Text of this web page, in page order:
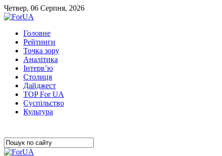
Четвер, 06 Серпня, 2026
Головне
Рейтинги
Точка зору
Аналітика
Інтерв’ю
Столиця
Дайджест
TOP For UA
Суспiльство
Культура